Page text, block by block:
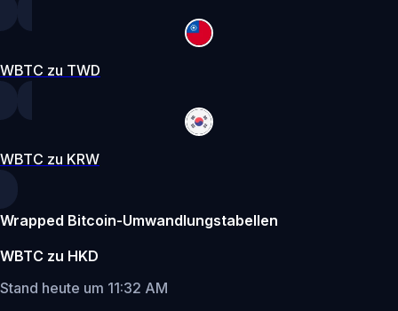
WBTC zu TWD
WBTC zu KRW
Wrapped Bitcoin-Umwandlungstabellen
WBTC zu HKD
Stand heute um 11:32 AM